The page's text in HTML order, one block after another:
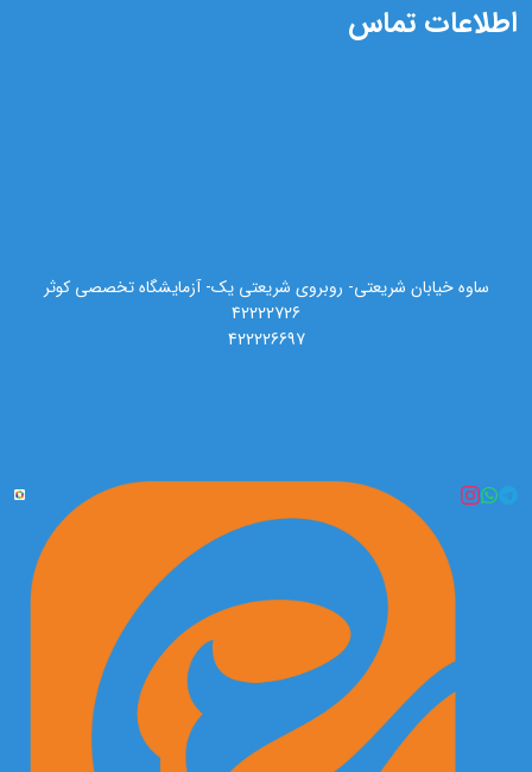
اطلاعات تماس
ساوه خیابان شریعتی- روبروی شریعتی یک- آزمایشگاه تخصصی کوثر
42222726
422226697